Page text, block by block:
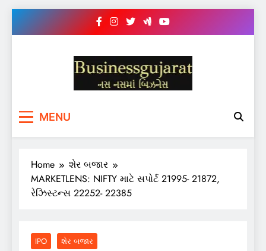
BUSINESS GUJARAT
MENU
Home
શેર બજાર
MARKETLENS: NIFTY માટે સપોર્ટ 21995- 21872,
રેઝિસ્ટન્સ 22252- 22385
IPO શેર બજાર